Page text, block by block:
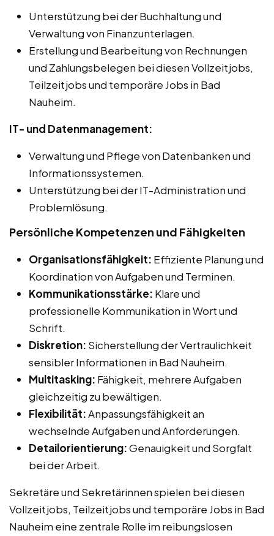
Unterstützung bei der Buchhaltung und
Verwaltung von Finanzunterlagen.
Erstellung und Bearbeitung von Rechnungen
und Zahlungsbelegen bei diesen Vollzeitjobs,
Teilzeitjobs und temporäre Jobs in Bad
Nauheim.
IT- und Datenmanagement:
Verwaltung und Pflege von Datenbanken und
Informationssystemen.
Unterstützung bei der IT-Administration und
Problemlösung.
Persönliche Kompetenzen und Fähigkeiten
Organisationsfähigkeit: Effiziente Planung und
Koordination von Aufgaben und Terminen.
Kommunikationsstärke: Klare und
professionelle Kommunikation in Wort und
Schrift.
Diskretion: Sicherstellung der Vertraulichkeit
sensibler Informationen in Bad Nauheim.
Multitasking: Fähigkeit, mehrere Aufgaben
gleichzeitig zu bewältigen.
Flexibilität:Anpassungsfähigkeit an
wechselnde Aufgaben und Anforderungen.
Detailorientierung:Genauigkeit und Sorgfalt
bei der Arbeit.
Sekretäre und Sekretärinnen spielen bei diesen
Vollzeitjobs, Teilzeitjobs und temporäre Jobs in Bad
Nauheim eine zentrale Rolle im reibungslosen